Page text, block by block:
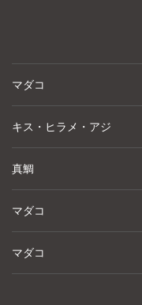
マダコ
キス・ヒラメ・アジ
真鯛
マダコ
マダコ